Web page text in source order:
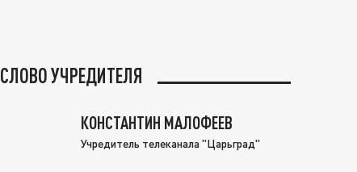
СЛОВО УЧРЕДИТЕЛЯ
КОНСТАНТИН МАЛОФЕЕВ
Учредитель телеканала "Царьград"